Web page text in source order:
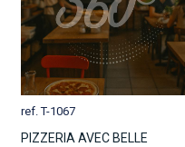
ref. T-1067
PIZZERIA AVEC BELLE